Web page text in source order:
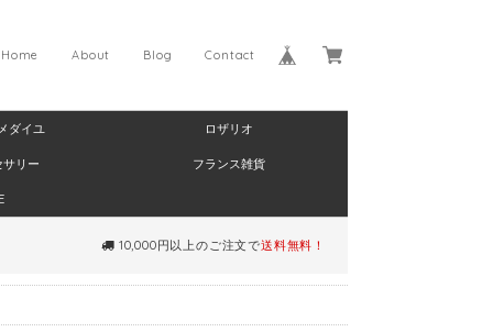
Contact
Blog
About
Home
ダイユ ロザリオ
リー フランス雑貨
10,000円以上のご注文で送料無料！